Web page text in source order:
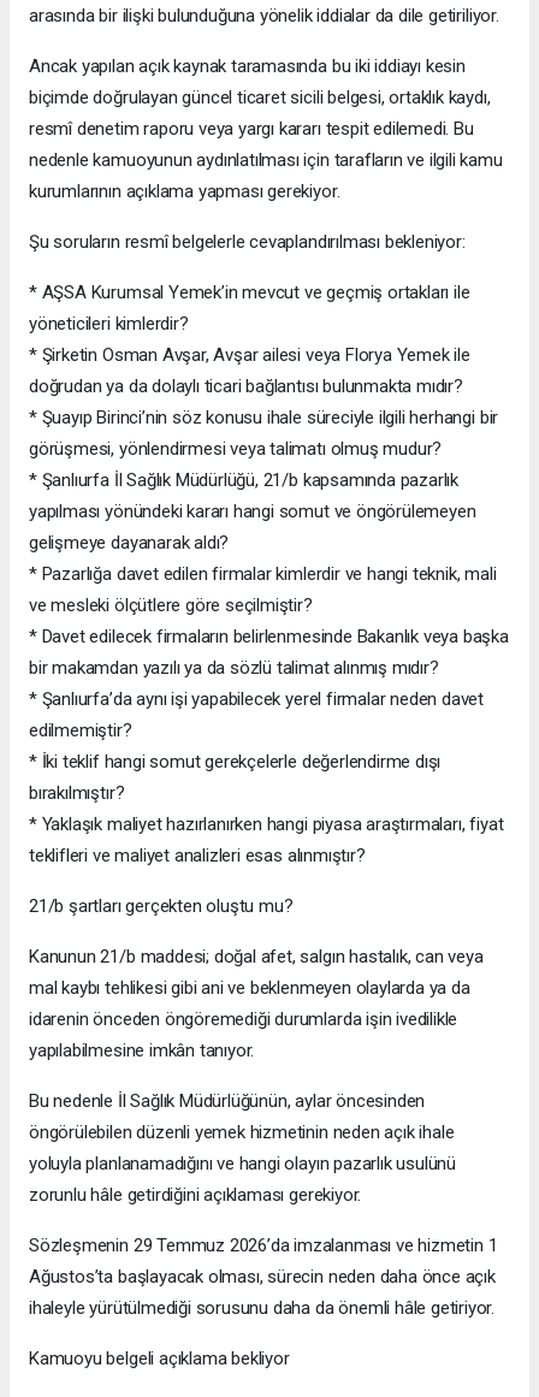
arasında bir ilişki bulunduğuna yönelik iddialar da dile getiriliyor.
Ancak yapılan açık kaynak taramasında bu iki iddiayı kesin
biçimde doğrulayan güncel ticaret sicili belgesi, ortaklık kaydı,
resmî denetim raporu veya yargı kararı tespit edilemedi. Bu
nedenle kamuoyunun aydınlatılması için tarafların ve ilgili kamu
kurumlarının açıklama yapması gerekiyor.
Şu soruların resmî belgelerle cevaplandırılması bekleniyor:
* AŞSA Kurumsal Yemek’in mevcut ve geçmiş ortakları ile
yöneticileri kimlerdir?
* Şirketin Osman Avşar, Avşar ailesi veya Florya Yemek ile
doğrudan ya da dolaylı ticari bağlantısı bulunmakta mıdır?
* Şuayıp Birinci’nin söz konusu ihale süreciyle ilgili herhangi bir
görüşmesi, yönlendirmesi veya talimatı olmuş mudur?
* Şanlıurfa İl Sağlık Müdürlüğü, 21/b kapsamında pazarlık
yapılması yönündeki kararı hangi somut ve öngörülemeyen
gelişmeye dayanarak aldı?
* Pazarlığa davet edilen firmalar kimlerdir ve hangi teknik, mali
ve mesleki ölçütlere göre seçilmiştir?
* Davet edilecek firmaların belirlenmesinde Bakanlık veya başka
bir makamdan yazılı ya da sözlü talimat alınmış mıdır?
* Şanlıurfa’da aynı işi yapabilecek yerel firmalar neden davet
edilmemiştir?
* İki teklif hangi somut gerekçelerle değerlendirme dışı
bırakılmıştır?
* Yaklaşık maliyet hazırlanırken hangi piyasa araştırmaları, fiyat
teklifleri ve maliyet analizleri esas alınmıştır?
21/b şartları gerçekten oluştu mu?
Kanunun 21/b maddesi; doğal afet, salgın hastalık, can veya
mal kaybı tehlikesi gibi ani ve beklenmeyen olaylarda ya da
idarenin önceden öngöremediği durumlarda işin ivedilikle
yapılabilmesine imkân tanıyor.
Bu nedenle İl Sağlık Müdürlüğünün, aylar öncesinden
öngörülebilen düzenli yemek hizmetinin neden açık ihale
yoluyla planlanamadığını ve hangi olayın pazarlık usulünü
zorunlu hâle getirdiğini açıklaması gerekiyor.
Sözleşmenin 29 Temmuz 2026’da imzalanması ve hizmetin 1
Ağustos’ta başlayacak olması, sürecin neden daha önce açık
ihaleyle yürütülmediği sorusunu daha da önemli hâle getiriyor.
Kamuoyu belgeli açıklama bekliyor